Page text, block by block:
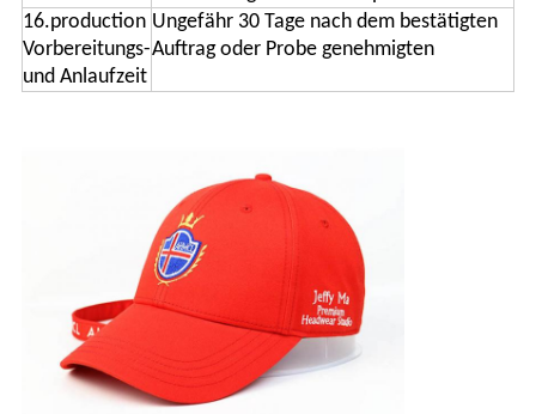
16.production
Vorbereitungs-
und Anlaufzeit
Ungefähr 30 Tage nach dem bestätigten
Auftrag oder Probe genehmigten